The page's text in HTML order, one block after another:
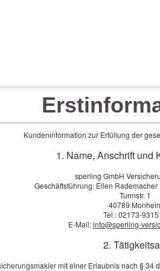
Kundeninformation zur Erfüllung der
1. Name, Anschrift und
sperling GmbH
Geschäftsführung: Ellen
Turmstr. 1
40789
Tel.: 02173-
E-Mail:info@sperling-
2.
mit einer Erlaubnis nach § 34